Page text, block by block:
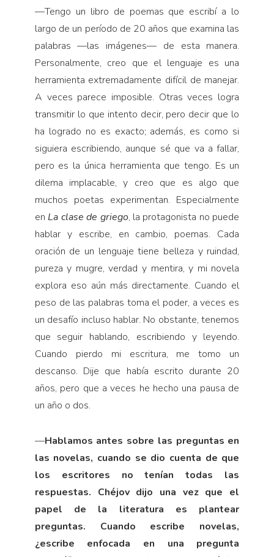
—Tengo un libro de poemas que escribí a lo
largo de un período de 20 años que examina las
palabras —las imágenes— de esta manera.
Personalmente, creo que el lenguaje es una
herramienta extremadamente difícil de manejar.
A veces parece imposible. Otras veces logra
transmitir lo que intento decir, pero decir que lo
ha logrado no es exacto; además, es como si
siguiera escribiendo, aunque sé que va a fallar,
pero es la única herramienta que tengo. Es un
dilema implacable, y creo que es algo que
muchos poetas experimentan. Especialmente
en La clase de griego, la protagonista no puede
hablar y escribe, en cambio, poemas. Cada
oración de un lenguaje tiene belleza y ruindad,
pureza y mugre, verdad y mentira, y mi novela
explora eso aún más directamente. Cuando el
peso de las palabras toma el poder, a veces es
un desafío incluso hablar. No obstante, tenemos
que seguir hablando, escribiendo y leyendo.
Cuando pierdo mi escritura, me tomo un
descanso. Dije que había escrito durante 20
años, pero que a veces he hecho una pausa de
un año o dos.
—Hablamos antes sobre las preguntas en
las novelas, cuando se dio cuenta de que
los escritores no tenían todas las
respuestas. Chéjov dijo una vez que el
papel de la literatura es plantear
preguntas. Cuando escribe novelas,
¿escribe enfocada en una pregunta